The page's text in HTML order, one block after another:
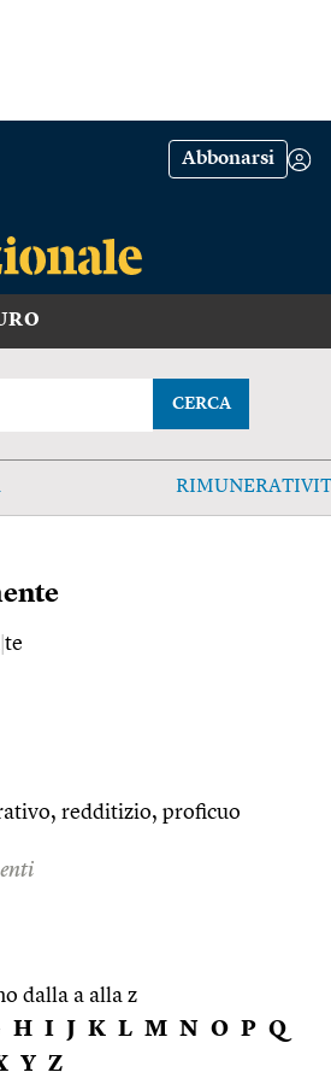
Abbonarsi
CERCA
te
redditizio, proficuo
dalla a alla z
H I J K L M N O P Q
Y Z